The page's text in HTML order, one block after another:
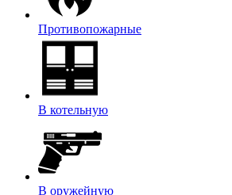
Противопожарные
В котельную
В оружейную